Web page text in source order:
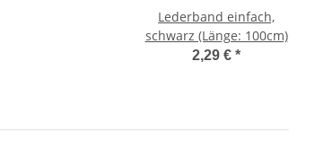
Lederband einfach,
schwarz (Länge: 100cm)
2,29 € *